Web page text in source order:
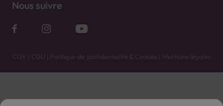
Nous suivre
CGV | CGU | Politique de confidentialité & Cookies | Mentions légales
Vente uniquement en caves. Contactez votre caviste pour plus de renseignements.